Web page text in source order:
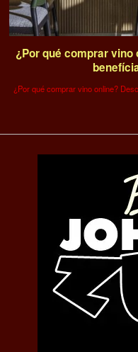
¿Por qué comprar
¿Por qué comprar vino online?